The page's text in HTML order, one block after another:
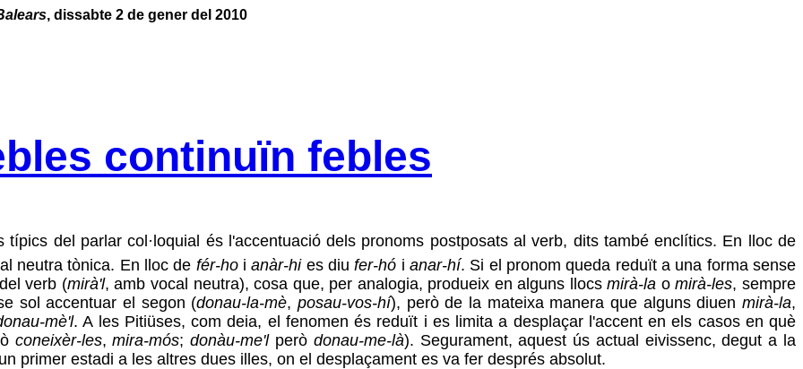
, dissabte 2 de gener del 2010
continuïn febles
típics del parlar col·loquial és l'accentuació dels pronoms postposats al verb, dits també enclítics. En lloc de
neutra tònica. En lloc de fér-hoianàr-hies diufer-hó ianar-hí. Si el pronom queda reduït a una forma sense
verb (mirà'l, amb vocal neutra), cosa que, per analogia, produeix en alguns llocsmirà-la omirà-les, sempre
sol accentuar el segon (donau-la-mè,posau-vos-hí), però de la mateixa manera que alguns diuenmirà-la,
mè'l. A les Pitiüses, com deia, el fenomen és reduït i es limita a desplaçar l'accent en els casos en què
coneixèr-les,mira-mós;donàu-me'lperò donau-me-là). Segurament, aquest ús actual eivissenc, degut a la
primer estadi a les altres dues illes, on el desplaçament es va fer després absolut.